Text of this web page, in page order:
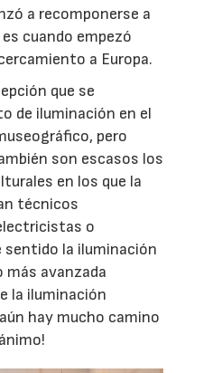
a recomponerse a
cuando empezó
a Europa.
que se
de iluminación en el
pero
son escasos los
en los que la
técnicos
o
la iluminación
más avanzada
la iluminación
hay mucho camino